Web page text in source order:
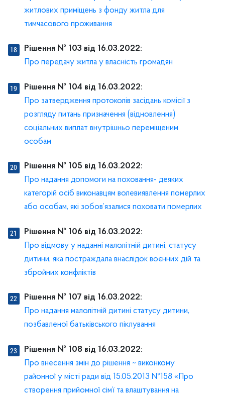
житлових приміщень з фонду житла для
тимчасового проживання
Рішення № 103 від 16.03.2022:
Про передачу житла у власність громадян
Рішення № 104 від 16.03.2022:
Про затвердження протоколів засідань комісії з
розгляду питань призначення (відновлення)
соціальних виплат внутрішньо переміщеним
особам
Рішення № 105 від 16.03.2022:
Про надання допомоги на поховання- деяких
категорій осіб виконавцям волевиявлення померлих
або особам, які зобов’язалися поховати померлих
Рішення № 106 від 16.03.2022:
Про відмову у наданні малолітній дитині, статусу
дитини, яка постраждала внаслідок воєнних дій та
збройних конфліктів
Рішення № 107 від 16.03.2022:
Про надання малолітній дитині статусу дитини,
позбавленої батьківського піклування
Рішення № 108 від 16.03.2022:
Про внесення змін до рішення ~ виконкому
районної у місті ради від 15.05.2013 №158 «Про
створення прийомної сім’ї та влаштування на